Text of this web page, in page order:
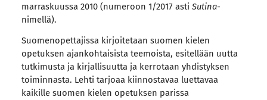
marraskuussa 2010 (numeroon 1/2017 asti Sutina-
nimellä).
Suomenopettajissa kirjoitetaan suomen kielen
opetuksen ajankohtaisista teemoista, esitellään uutta
tutkimusta ja kirjallisuutta ja kerrotaan yhdistyksen
toiminnasta. Lehti tarjoaa kiinnostavaa luettavaa
kaikille suomen kielen opetuksen parissa